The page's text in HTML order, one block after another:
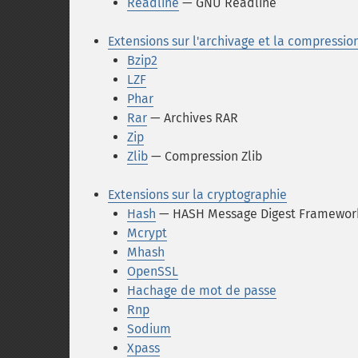
Extensions sur l'archivage et la
Bzip2
LZF
Phar
Rar — Archives RAR
Zip
Zlib — Compression Zlib
Extensions sur la cryptographie
Hash — HASH Message Digest
Mcrypt
Mhash
OpenSSL
Hachage de mot de passe
Rnp
Sodium
Xpass